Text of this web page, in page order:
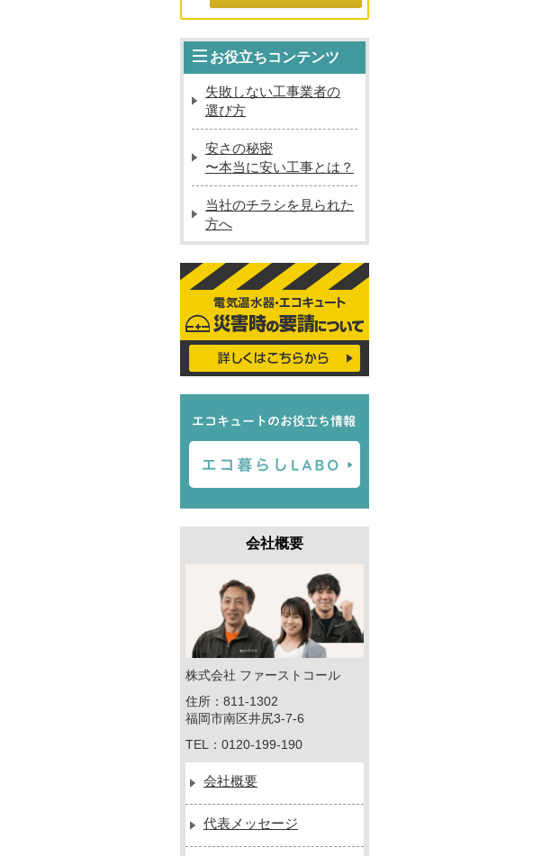
お役立ちコンテンツ
失敗しない工事業者の
選び方
安さの秘密
〜本当に安い工事とは？
当社のチラシを見られた
方へ
会社概要
株式会社 ファーストコール
住所：811-1302
福岡市南区井尻3-7-6
TEL：0120-199-190
会社概要
代表メッセージ